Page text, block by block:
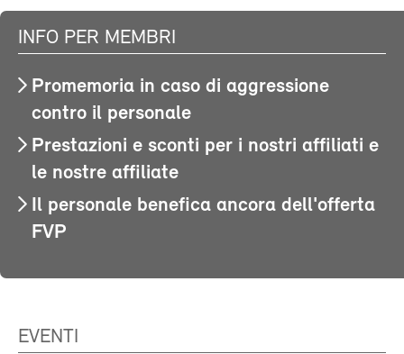
INFO PER MEMBRI
Promemoria in caso di aggressione
contro il personale
Prestazioni e sconti per i nostri affiliati e
le nostre affiliate
Il personale benefica ancora dell'offerta
FVP
EVENTI